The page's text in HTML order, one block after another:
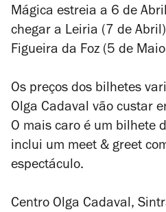
Mágica estreia a 6 de
chegar a Leiria (7 de
Figueira da Foz (5 de
Os preços dos bilhetes
Olga Cadaval vão custar
O mais caro é um bilhete
inclui um meet & greet
espectáculo.
Centro Olga Cadaval,